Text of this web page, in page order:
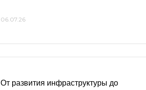
06.07.26
От развития инфраструктуры до